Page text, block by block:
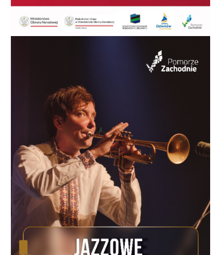
SĄSIEDZTWA: A. Cwojdziński 28
(8), M. Borowski 20, T. Brzeski 6, A.
Derkacz 4, K. Kozioł 4, P. Wlaziński
0, M. Zduński 0, GRUPA CICHY
KOSZALIN – KABAT SŁUPSK 76:68
(11:11; 19:24; 14:12; 32:21;) GRUPA
CICHY KOSZALIN: I. Lange 17 (2), D.
Kropisz 13 (1), J. Graj 13, P.
Bakowicz 11 (1), P. Pilarski 9 (1), A.
Żmudziński 7, P. Jakóbczyk 4, M.
Malatyński 2, KABAT SŁUPSK: R.
Magnuszewski 23 (2), R. Świdziński
12, P. Bonk 12 (2), L. Kukliński 9, A.
Finke 6, D. Bartnik 5, M.
Kaczmarkiewicz 1, www.kalk-
koszalin.com Strona 2 POWIAT
BIAŁOGARDZKI – NMC 66:55 (15:3;
21:17; 16:12; 14:23;) POWIAT
BIAŁOGARDZKI: M. Witkowski 26
(3), G. Skoczyk 17, P. Pakuszto 11